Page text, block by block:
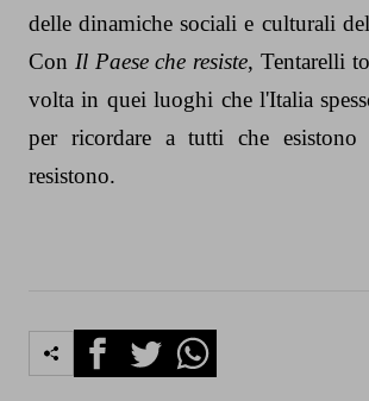
delle dinamiche sociali e culturali
Con Il Paese che resiste, Tentarelli
volta in quei luoghi che l'Italia
per ricordare a tutti che esistono
resistono.
FacebookTwitterWhatsapp